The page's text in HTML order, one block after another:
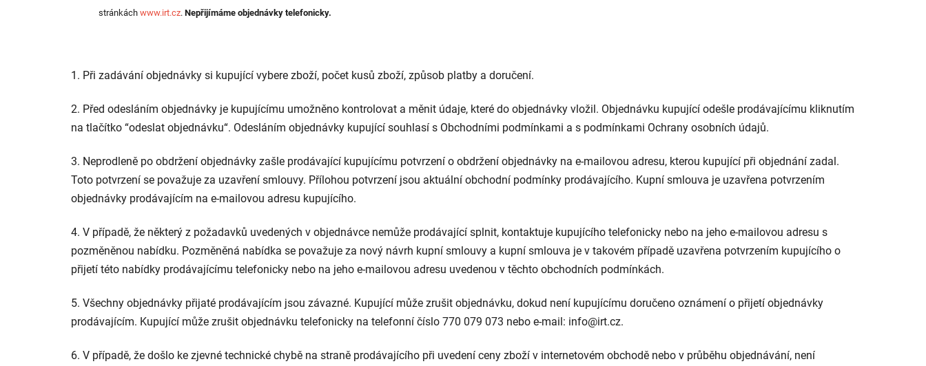
stránkách www.irt.cz. Nepřijímáme objednávky telefonicky.
1. Při zadávání objednávky si kupující vybere zboží, počet kusů zboží, způsob platby a doručení.
2. Před odesláním objednávky je kupujícímu umožněno kontrolovat a měnit údaje, které do objednávky vložil. Objednávku kupující odešle prodávajícímu kliknutím
na tlačítko “odeslat objednávku“. Odesláním objednávky kupující souhlasí s Obchodními podmínkami a s podmínkami Ochrany osobních údajů.
3. Neprodleně po obdržení objednávky zašle prodávající kupujícímu potvrzení o obdržení objednávky na e-mailovou adresu, kterou kupující při objednání zadal.
Toto potvrzení se považuje za uzavření smlouvy. Přílohou potvrzení jsou aktuální obchodní podmínky prodávajícího. Kupní smlouva je uzavřena potvrzením
objednávky prodávajícím na e-mailovou adresu kupujícího.
4. V případě, že některý z požadavků uvedených v objednávce nemůže prodávající splnit, kontaktuje kupujícího telefonicky nebo na jeho e-mailovou adresu s
pozměněnou nabídku. Pozměněná nabídka se považuje za nový návrh kupní smlouvy a kupní smlouva je v takovém případě uzavřena potvrzením kupujícího o
přijetí této nabídky prodávajícímu telefonicky nebo na jeho e-mailovou adresu uvedenou v těchto obchodních podmínkách.
5. Všechny objednávky přijaté prodávajícím jsou závazné. Kupující může zrušit objednávku, dokud není kupujícímu doručeno oznámení o přijetí objednávky
prodávajícím. Kupující může zrušit objednávku telefonicky na telefonní číslo 770 079 073 nebo e-mail: info@irt.cz.
6. V případě, že došlo ke zjevné technické chybě na straně prodávajícího při uvedení ceny zboží v internetovém obchodě nebo v průběhu objednávání, není